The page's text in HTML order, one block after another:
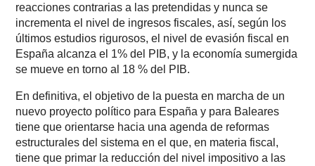
reacciones contrarias a las pretendidas y nunca se
incrementa el nivel de ingresos fiscales, así, según los
últimos estudios rigurosos, el nivel de evasión fiscal en
España alcanza el 1% del PIB, y la economía sumergida
se mueve en torno al 18 % del PIB.
En definitiva, el objetivo de la puesta en marcha de un
nuevo proyecto político para España y para Baleares
tiene que orientarse hacia una agenda de reformas
estructurales del sistema en el que, en materia fiscal,
tiene que primar la reducción del nivel impositivo a las